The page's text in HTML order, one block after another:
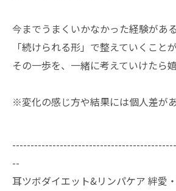
今までうまくいかなかった経験があ
「続けられる形」で整えていくこと
その一歩を、一緒に考えていけたら嬉
※変化の感じ方や結果には個人差があ
--
耳ツボダイエット&リンパケア 絆愛